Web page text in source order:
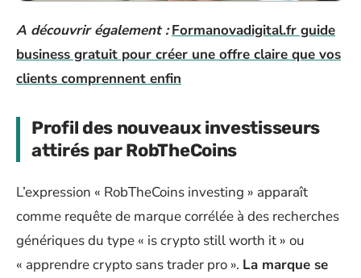
A découvrir également : Formanovadigital.fr guide
business gratuit pour créer une offre claire que vos
clients comprennent enfin
Profil des nouveaux investisseurs
attirés par RobTheCoins
L’expression « RobTheCoins investing » apparaît
comme requête de marque corrélée à des recherches
génériques du type « is crypto still worth it » ou
« apprendre crypto sans trader pro ». La marque se